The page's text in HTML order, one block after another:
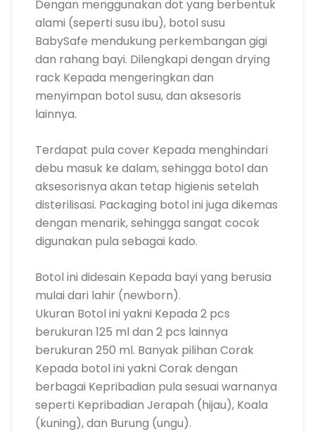
Dengan menggunakan dot yang berbentuk
alami (seperti susu ibu), botol susu
BabySafe mendukung perkembangan gigi
dan rahang bayi. Dilengkapi dengan drying
rack Kepada mengeringkan dan
menyimpan botol susu, dan aksesoris
lainnya.
Terdapat pula cover Kepada menghindari
debu masuk ke dalam, sehingga botol dan
aksesorisnya akan tetap higienis setelah
disterilisasi. Packaging botol ini juga dikemas
dengan menarik, sehingga sangat cocok
digunakan pula sebagai kado.
Botol ini didesain Kepada bayi yang berusia
mulai dari lahir (newborn).
Ukuran Botol ini yakni Kepada 2 pcs
berukuran 125 ml dan 2 pcs lainnya
berukuran 250 ml. Banyak pilihan Corak
Kepada botol ini yakni Corak dengan
berbagai Kepribadian pula sesuai warnanya
seperti Kepribadian Jerapah (hijau), Koala
(kuning), dan Burung (ungu).